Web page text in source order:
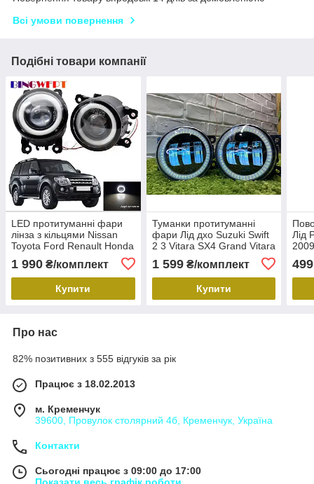
Всі умови повернення
Подібні товари компанії
LED протитуманні фари
лінза з кільцями Nissan
Toyota Ford Renault Honda
передні лінза Mitsubishi
1 990 ₴/комплект
Купити
Туманки протитуманні
фари Лід дхо Suzuki Swift
2 3 Vitara SX4 Grand Vitara
1 599₴/комплект
Купити
Лід
499
Про нас
82% позитивних з 555 відгуків за рік
Працює з 18.02.2013
м. Кременчук
39600, Провулок столярний 4б, Кременчук, Україна
Контакти
Сьогодні працює з 09:00 до 17:00